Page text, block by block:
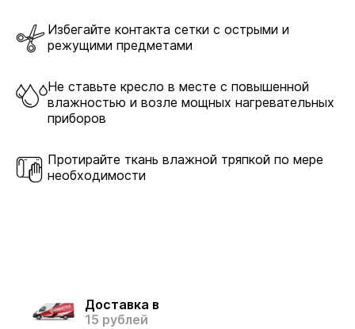
Избегайте контакта сетки с острыми и
режущими предметами
Не ставьте кресло в месте с повышенной
влажностью и возле мощных нагревательных
приборов
Протирайте ткань влажной тряпкой по мере
необходимости
Доставка в
15 рублей